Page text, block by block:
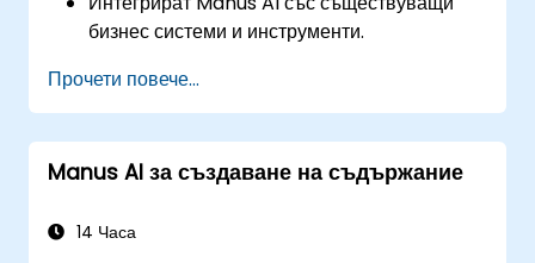
бизнес системи и инструменти.
потоци и обмен на данни.
Внедряват стратегии за оптимизация на
процеси, управлявани от AI.
Осигуряват сигурност и съответствие в
Прочети повече...
Manus AI за създаване на съдържание
14 Часа